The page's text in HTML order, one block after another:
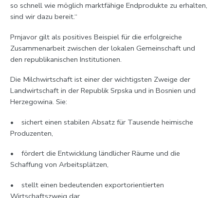
so schnell wie möglich marktfähige Endprodukte zu erhalten,
sind wir dazu bereit.“
Prnjavor gilt als positives Beispiel für die erfolgreiche
Zusammenarbeit zwischen der lokalen Gemeinschaft und
den republikanischen Institutionen.
Die Milchwirtschaft ist einer der wichtigsten Zweige der
Landwirtschaft in der Republik Srpska und in Bosnien und
Herzegowina. Sie:
• sichert einen stabilen Absatz für Tausende heimische
Produzenten,
• fördert die Entwicklung ländlicher Räume und die
Schaffung von Arbeitsplätzen,
• stellt einen bedeutenden exportorientierten
Wirtschaftszweig dar,